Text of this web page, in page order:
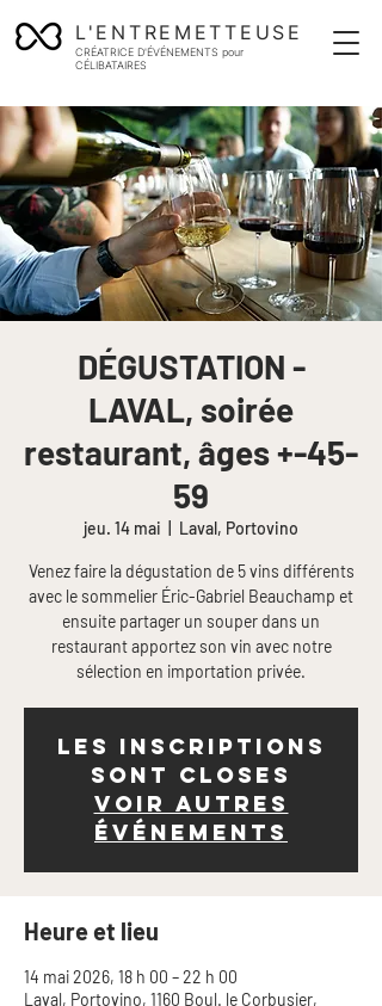
L'ENTREMETTEUSE
CRÉATRICE D'ÉVÉNEMENTS pour
CÉLIBATAIRES
DÉGUSTATION -
LAVAL, soirée
restaurant, âges +-45-
59
jeu. 14 mai Laval, Portovino
Venez faire la dégustation de 5 vins différents
avec le sommelier Éric-Gabriel Beauchamp et
ensuite partager un souper dans un
restaurant apportez son vin avec notre
sélection en importation privée.
Les inscriptions
sont closes
Voir autres
événements
Heure et lieu
14 mai 2026, 18 h 00 – 22 h 00
Laval, Portovino, 1160 Boul. le Corbusier,